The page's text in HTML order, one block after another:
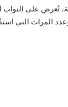
تُعرض على النواب
وعدد المرات التي